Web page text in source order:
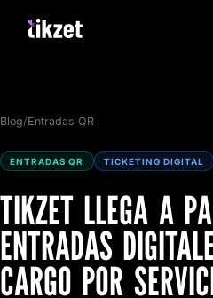
Blog/Entradas QR
ENTRADAS QR TICKETING DIGITAL
TIKZET LLEGA A
ENTRADAS
CARGO POR